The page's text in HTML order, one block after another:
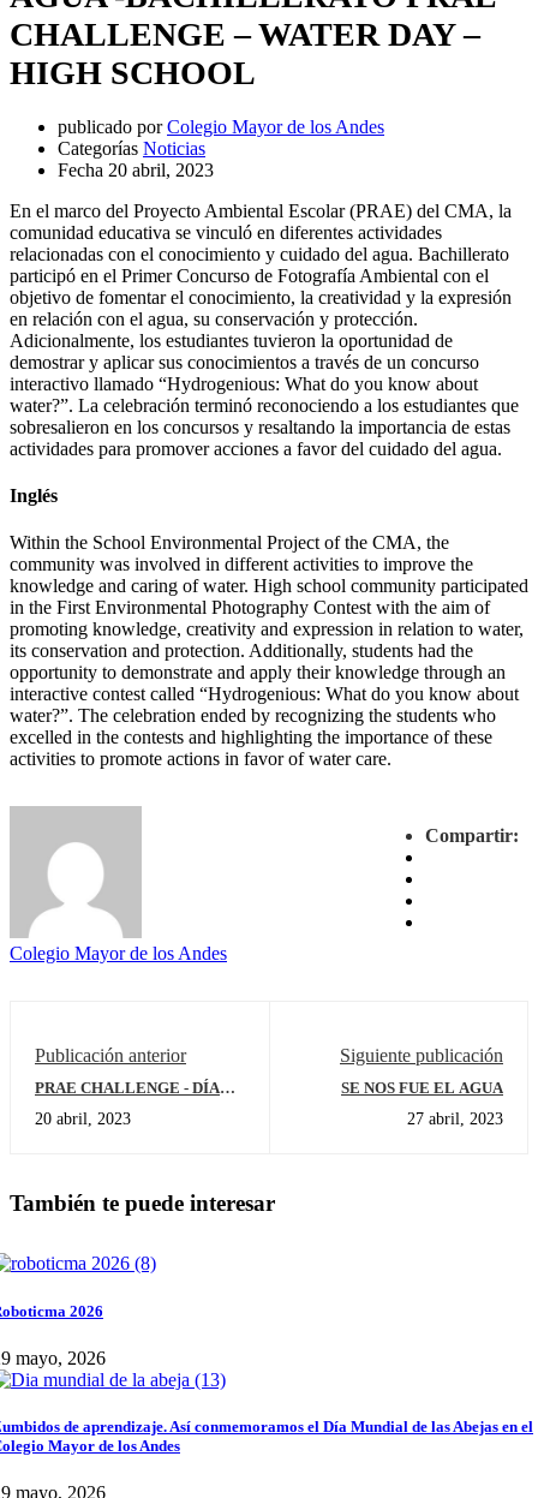
CHALLENGE – WATER DAY –
HIGH SCHOOL
publicado por Colegio Mayor de los Andes
Categorías Noticias
Fecha 20 abril, 2023
En el marco del Proyecto Ambiental Escolar (PRAE) del CMA, la
comunidad educativa se vinculó en diferentes actividades
relacionadas con el conocimiento y cuidado del agua. Bachillerato
participó en el Primer Concurso de Fotografía Ambiental con el
objetivo de fomentar el conocimiento, la creatividad y la expresión
en relación con el agua, su conservación y protección.
Adicionalmente, los estudiantes tuvieron la oportunidad de
demostrar y aplicar sus conocimientos a través de un concurso
interactivo llamado “Hydrogenious: What do you know about
water?”. La celebración terminó reconociendo a los estudiantes que
sobresalieron en los concursos y resaltando la importancia de estas
actividades para promover acciones a favor del cuidado del agua.
Inglés
Within the School Environmental Project of the CMA, the
community was involved in different activities to improve the
knowledge and caring of water. High school community participated
in the First Environmental Photography Contest with the aim of
promoting knowledge, creativity and expression in relation to water,
its conservation and protection. Additionally, students had the
opportunity to demonstrate and apply their knowledge through an
interactive contest called “Hydrogenious: What do you know about
water?”. The celebration ended by recognizing the students who
excelled in the contests and highlighting the importance of these
activities to promote actions in favor of water care.
Compartir:
Colegio Mayor de los Andes
Publicación anterior
PRAE CHALLENGE - DÍA
20 abril, 2023
Siguiente publicación
SE NOS FUE EL AGUA
27 abril, 2023
También te puede interesar
2026
mayo, 2026
de aprendizaje. Así conmemoramos el Día Mundial de las Abejas en el
Mayor de los Andes
mayo, 2026